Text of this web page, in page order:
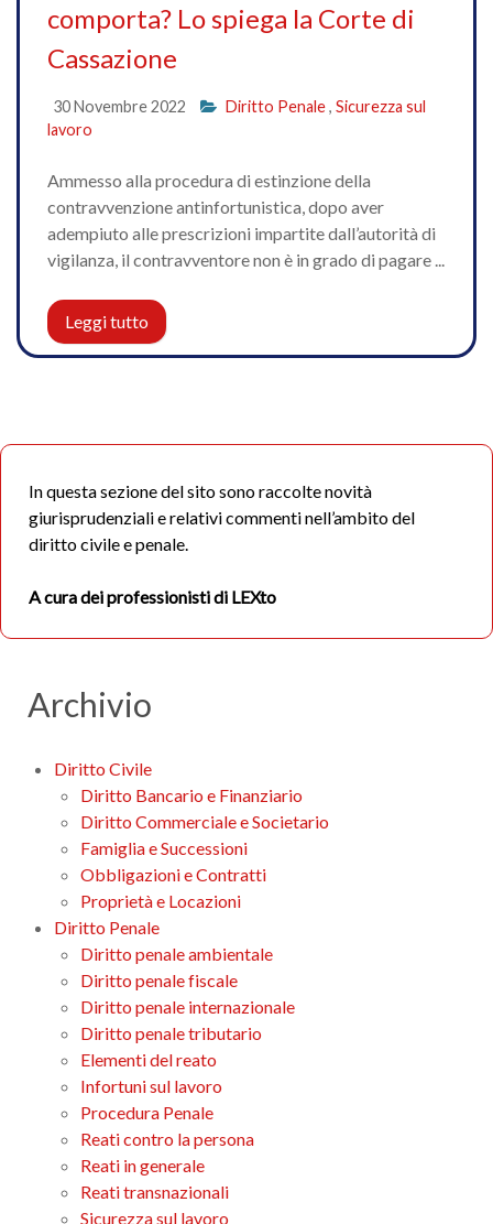
comporta? Lo spiega la Corte di
Cassazione
30 Novembre 2022 Diritto Penale, Sicurezza sul
lavoro
Ammesso alla procedura di estinzione della
contravvenzione antinfortunistica, dopo aver
adempiuto alle prescrizioni impartite dall’autorità di
vigilanza, il contravventore non è in grado di pagare ...
Leggi tutto
In questa sezione del sito sono raccolte novità
giurisprudenziali e relativi commenti nell’ambito del
diritto civile e penale.
A cura dei professionisti di LEXto
Archivio
Diritto Civile
Diritto Bancario e Finanziario
Diritto Commerciale e Societario
Famiglia e Successioni
Obbligazioni e Contratti
Proprietà e Locazioni
Diritto Penale
Diritto penale ambientale
Diritto penale fiscale
Diritto penale internazionale
Diritto penale tributario
Elementi del reato
Infortuni sul lavoro
Procedura Penale
Reati contro la persona
Reati in generale
Reati transnazionali
Sicurezza sul lavoro